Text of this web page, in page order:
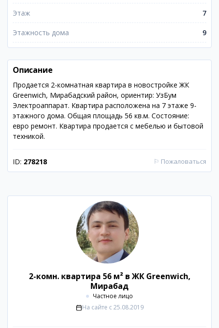
Этаж 7
Этажность дома 9
Описание
Продается 2-комнатная квартира в новостройке ЖК
Greenwich, Мирабадский район, ориентир: УзБум
Электроаппарат. Квартира расположена на 7 этаже 9-
этажного дома. Общая площадь 56 кв.м. Состояние:
евро ремонт. Квартира продается с мебелью и бытовой
техникой.
ID: 278218 ⚐ Пожаловаться
2-комн. квартира 56 м² в ЖК Greenwich,
Мирабад
Частное лицо
На сайте с 25.08.2019